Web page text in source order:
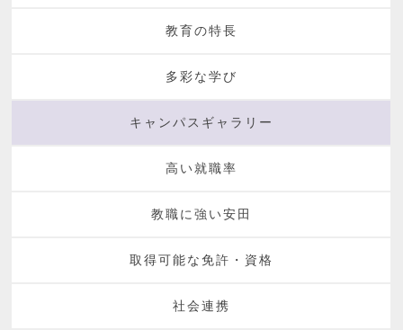
教育の特長
多彩な学び
キャンパスギャラリー
高い就職率
教職に強い安田
取得可能な免許・資格
社会連携